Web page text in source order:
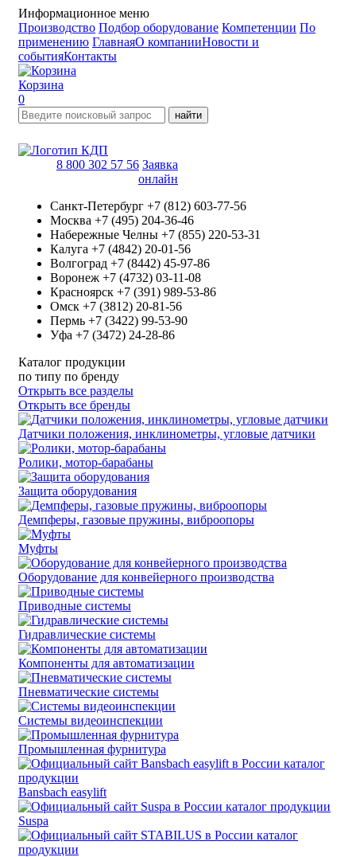
Информационное меню
Производство Подбор оборудование Компетенции По
применению ГлавнаяО компанииНовости и
событияКонтакты
Корзина
0
найти
8 800 302 57 56 Заявка
онлайн
Санкт-Петербург +7 (812) 603-77-56
Москва +7 (495) 204-36-46
Набережные Челны +7 (855) 220-53-31
Калуга +7 (4842) 20-01-56
Волгоград +7 (8442) 45-97-86
Воронеж +7 (4732) 03-11-08
Красноярск +7 (391) 989-53-86
Омск +7 (3812) 20-81-56
Пермь +7 (3422) 99-53-90
Уфа +7 (3472) 24-28-86
Каталог продукции
по типу по бренду
Открыть все разделы
Открыть все бренды
Датчики положения, инклинометры, угловые датчики
Ролики, мотор-барабаны
Защита оборудования
Демпферы, газовые пружины, виброопоры
Муфты
Оборудование для конвейерного производства
Приводные системы
Гидравлические системы
Компоненты для автоматизации
Пневматические системы
Системы видеоинспекции
Промышленная фурнитура
Bansbach easylift
Suspa